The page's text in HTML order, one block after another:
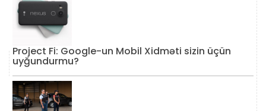
Project Fi: Google-un Mobil Xidməti sizin üçün
uyğundurmu?